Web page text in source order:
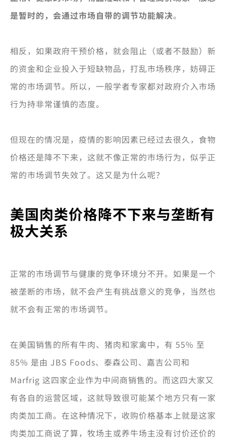
是暂时的，会通过市场自带的调节功能解决。
相反，如果政府干预价格，就会阻止（或者不鼓励）新
的资金和企业投入于短缺物品，打乱市场秩序，妨碍正
常的市场调节。所以，一般学者专家都对政府介入市场
行为持非常谨慎的态度。
但现在的情况是，疫情的影响因素已经过去很久，食物
价格还是降不下来，这就不像正常的市场行为，似乎正
常的市场调节失效了。这又是为什么呢？
美国肉类价格降不下来与垄断有
极大关系
正常的市场调节与健康的竞争环境分不开。如果是一个
被垄断的市场，就不会产生有挑战意义的竞争，当然也
就不会有正常的市场调节。
在美国销售的所有牛肉、猪肉和家禽中，有 55% 至
85% 是由 JBS Foods、泰森公司、嘉吉公司和
Marfrig 这四家企业作为中间商销售的。而这四大家又
有各自的运营区域，这就导致很可能某个地方只有一家
肉类加工商。在这种情况下，收购价格基本上就是这家
肉类加工商说了算，牧场主或养牛场主没有讨价还价的